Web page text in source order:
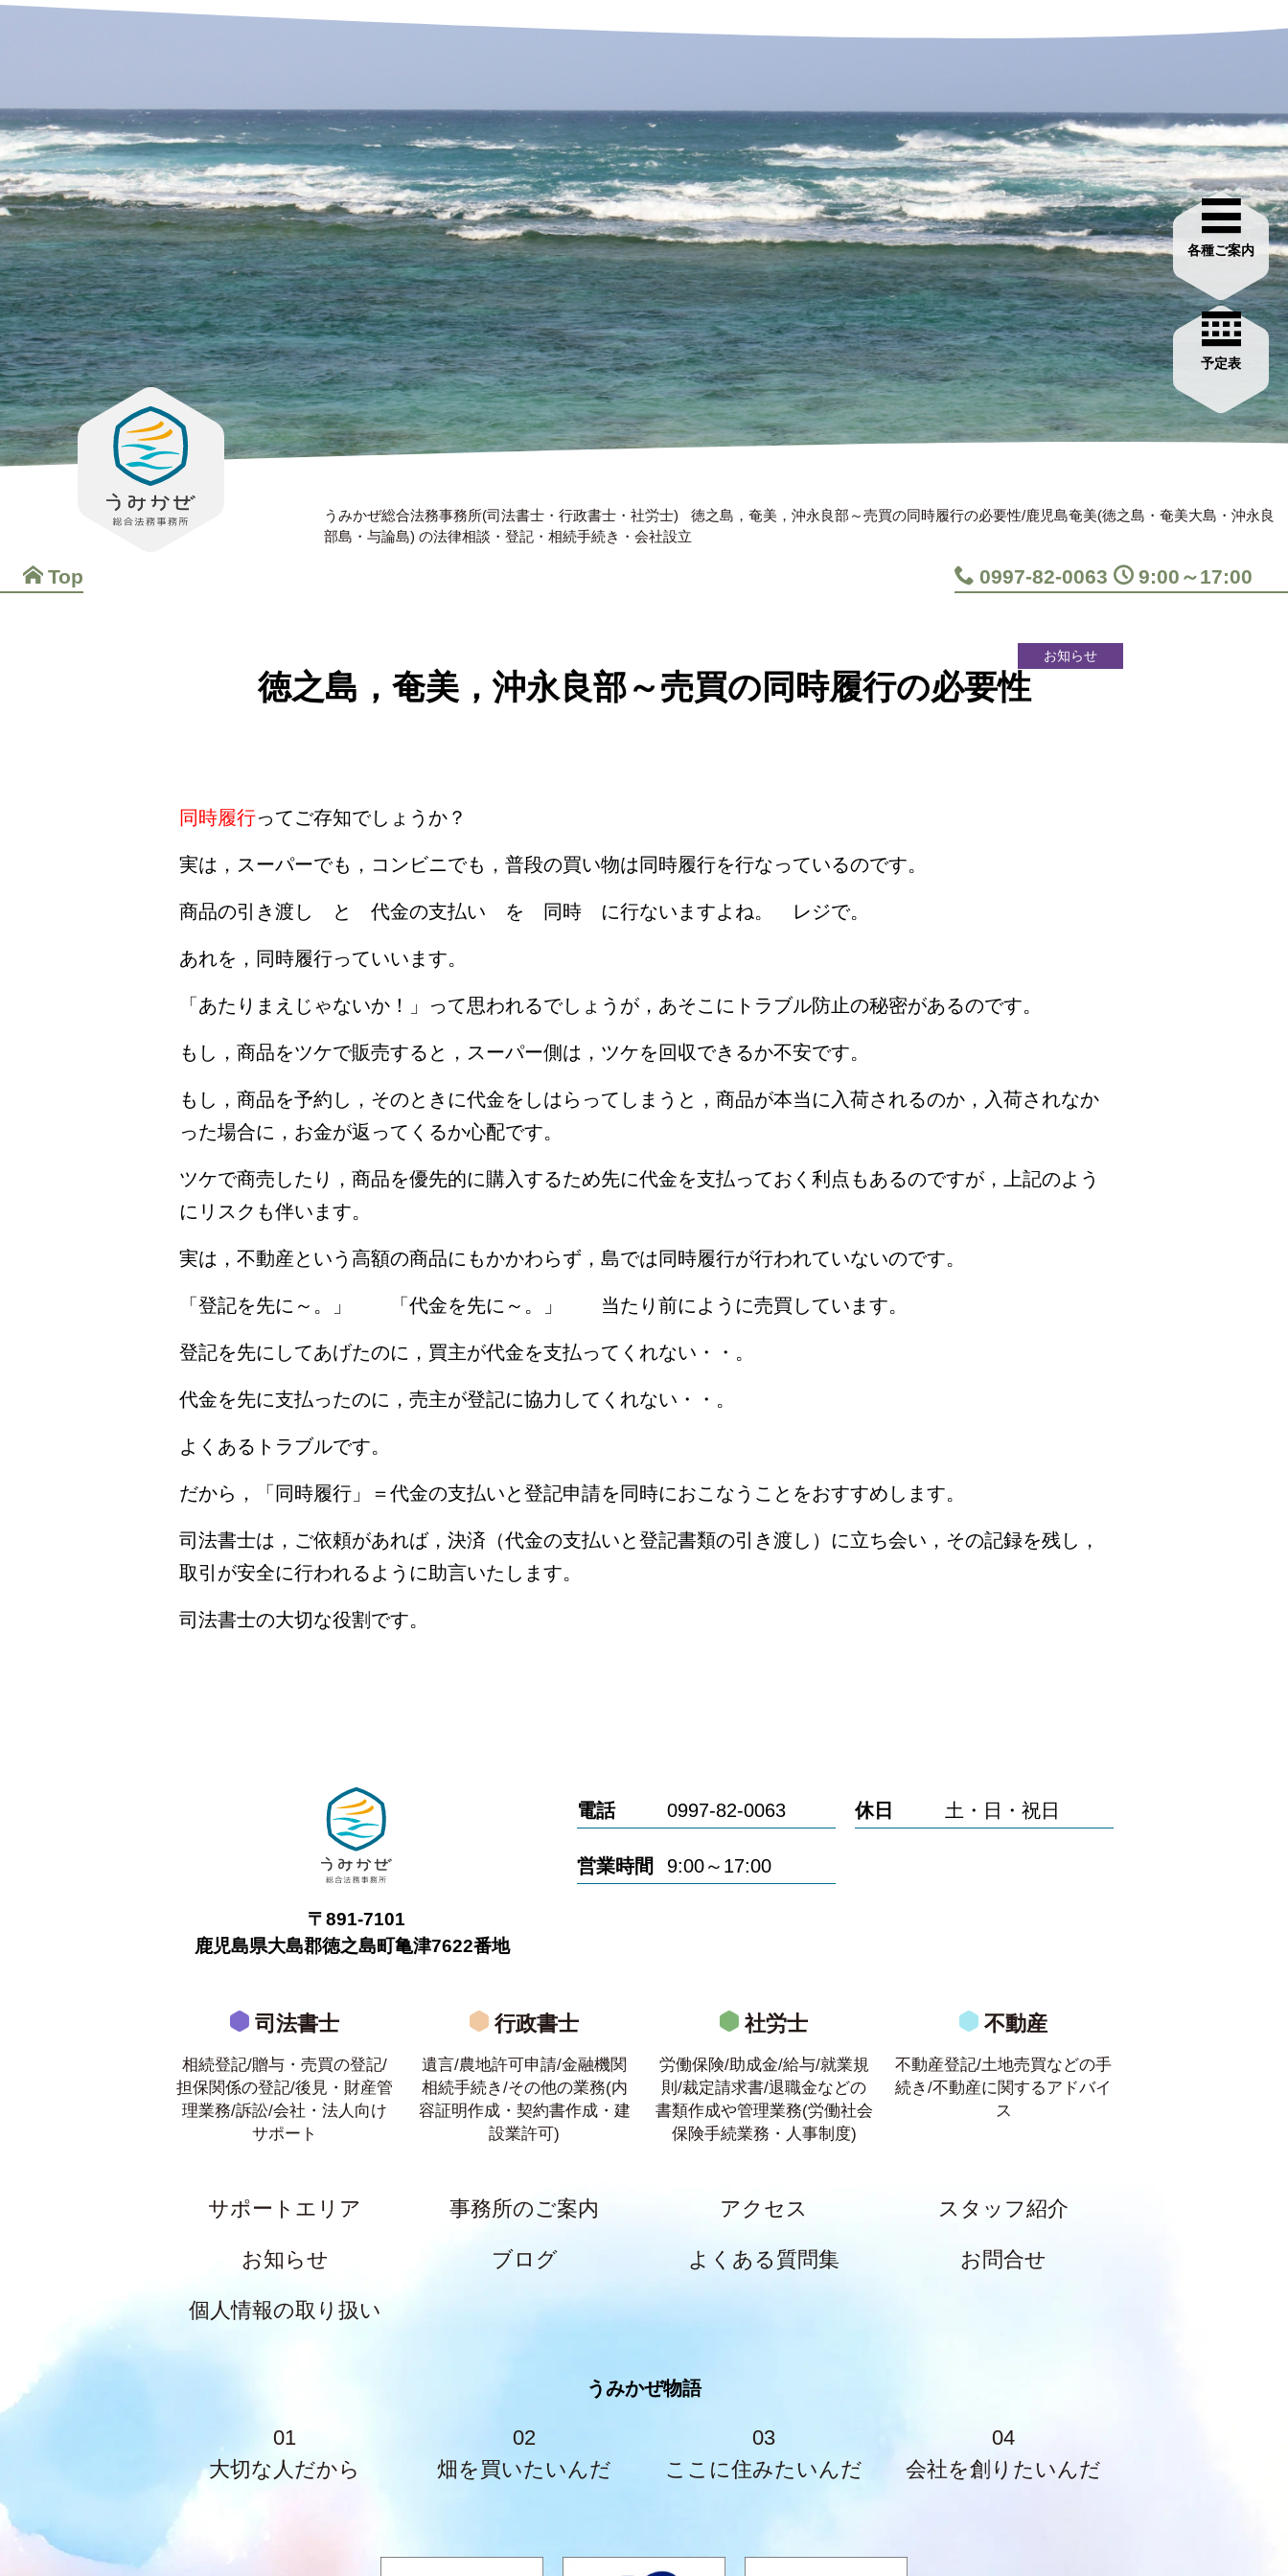
Top 0997-82-0063 9:00～17:00
各種ご案内
予定表
うみかぜ総合法務事務所(司法書士・行政書士・社労士)
徳之島，奄美，沖永良部～売買の同時履行の必要性/鹿児島奄美(徳之島・奄美大島・沖永良
部島・与論島) の法律相談・登記・相続手続き・会社設立
徳之島，奄美，沖永良部～売買の同時履行の必要性
お知らせ
同時履行ってご存知でしょうか？
実は，スーパーでも，コンビニでも，普段の買い物は同時履行を行なっているのです。
商品の引き渡し と 代金の支払い を 同時 に行ないますよね。 レジで。
あれを，同時履行っていいます。
「あたりまえじゃないか！」って思われるでしょうが，あそこにトラブル防止の秘密があるのです。
もし，商品をツケで販売すると，スーパー側は，ツケを回収できるか不安です。
もし，商品を予約し，そのときに代金をしはらってしまうと，商品が本当に入荷されるのか，入荷されなか
った場合に，お金が返ってくるか心配です。
ツケで商売したり，商品を優先的に購入するため先に代金を支払っておく利点もあるのですが，上記のよう
にリスクも伴います。
実は，不動産という高額の商品にもかかわらず，島では同時履行が行われていないのです。
「登記を先に～。」 「代金を先に～。」 当たり前にように売買しています。
登記を先にしてあげたのに，買主が代金を支払ってくれない・・。
代金を先に支払ったのに，売主が登記に協力してくれない・・。
よくあるトラブルです。
だから，「同時履行」＝代金の支払いと登記申請を同時におこなうことをおすすめします。
司法書士は，ご依頼があれば，決済（代金の支払いと登記書類の引き渡し）に立ち会い，その記録を残し，
取引が安全に行われるように助言いたします。
司法書士の大切な役割です。
〒891-7101
鹿児島県大島郡徳之島町亀津7622番地
電話 0997-82-0063 休日 土・日・祝日
営業時間 9:00～17:00
司法書士
相続登記/贈与・売買の登記/
担保関係の登記/後見・財産管
理業務/訴訟/会社・法人向け
サポート
行政書士
遺言/農地許可申請/金融機関
相続手続き/その他の業務(内
容証明作成・契約書作成・建
設業許可)
社労士
労働保険/助成金/給与/就業規
則/裁定請求書/退職金などの
書類作成や管理業務(労働社会
保険手続業務・人事制度)
不動産
不動産登記/土地売買などの手
続き/不動産に関するアドバイ
ス
サポートエリア 事務所のご案内 アクセス スタッフ紹介
お知らせ ブログ よくある質問集 お問合せ
個人情報の取り扱い
うみかぜ物語
01
大切な人だから
02
畑を買いたいんだ
03
ここに住みたいんだ
04
会社を創りたいんだ